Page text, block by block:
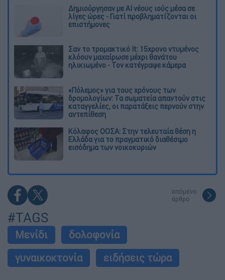
Δημιούργησαν με AI νέους ιούς μέσα σε
λίγες ώρες - Γιατί προβληματίζονται οι
επιστήμονες
Σαν το τρομακτικό It: 15χρονο ντυμένος
κλόουν μαχαίρωσε μέχρι θανάτου
ηλικιωμένο - Τον κατέγραψε κάμερα
«Πόλεμος» για τους χρόνους των
δρομολογίων: Τα σωματεία απαντούν στις
καταγγελίες, οι παρατάξεις περνούν στην
αντεπίθεση
Κόλαφος ΟΟΣΑ: Στην τελευταία θέση η
Ελλάδα για το πραγματικό διαθέσιμο
εισόδημα των νοικοκυριών
επόμενο
άρθρο
#TAGS
Μενίδι
δολοφονία
γυναικοκτονία
ειδήσεις τώρα